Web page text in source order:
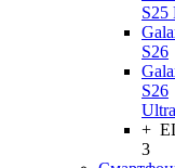
S25
S26
S26
Ultra
+
3